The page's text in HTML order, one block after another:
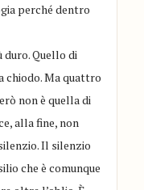
perché dentro
duro. Quello di
chiodo. Ma quattro
non è quella di
alla fine, non
Il silenzio
che è comunque